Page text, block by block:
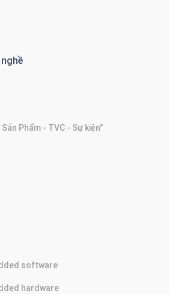
Phẩm - TVC - Sự kiện"
software
hardware